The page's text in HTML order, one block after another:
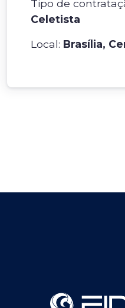
Tipo de
Celetista
Local: Brasília,